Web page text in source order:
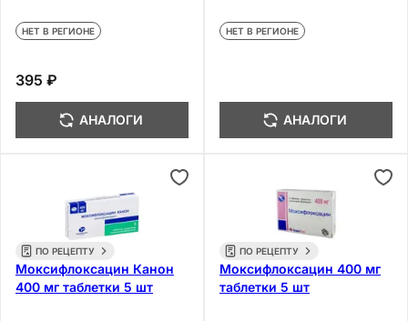
НЕТ В РЕГИОНЕ
395 ₽
АНАЛОГИ
НЕТ В РЕГИОНЕ
АНАЛОГИ
ПО РЕЦЕПТУ
Моксифлоксацин Канон
400 мг таблетки 5 шт
ПО РЕЦЕПТУ
Моксифлоксацин 400 мг
таблетки 5 шт